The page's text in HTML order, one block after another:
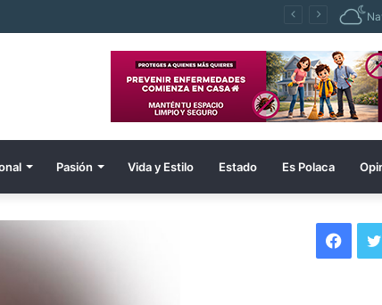
Pasión Vida y Estilo Estado Es Polaca